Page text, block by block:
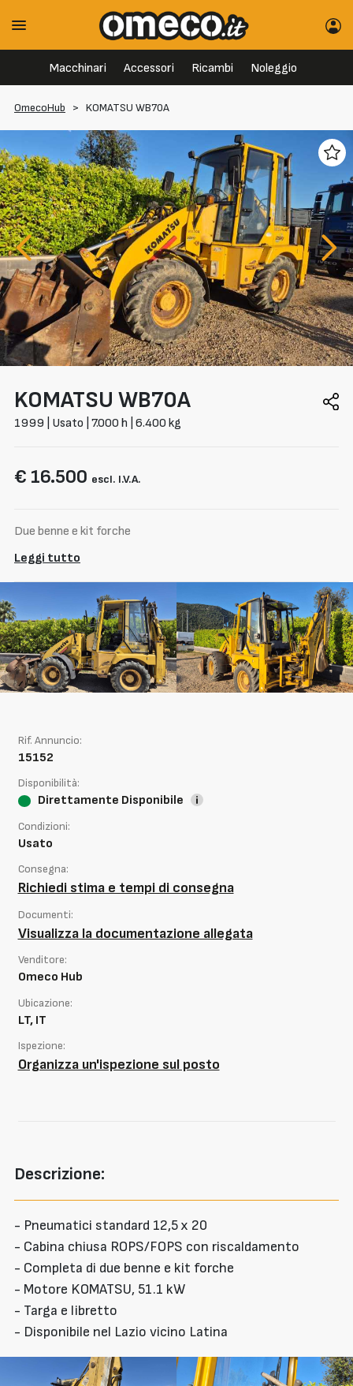
Macchinari Accessori Ricambi Noleggio
OmecoHub > KOMATSU WB70A
Descrizione:
- Pneumatici standard 12,5 x 20
- Cabina chiusa ROPS/FOPS con riscaldamento
- Completa di due benne e kit forche
- Motore KOMATSU, 51.1 kW
- Targa e libretto
- Disponibile nel Lazio vicino Latina
KOMATSU WB70A
1999 | Usato | 7.000 h | 6.400 kg
€ 16.500 escl. I.V.A.
Due benne e kit forche
Leggi tutto
Rif. Annuncio:
15152
Disponibilità:
Direttamente Disponibile
Condizioni:
Usato
Consegna:
Richiedi stima e tempi di consegna
Documenti:
Visualizza la documentazione allegata
Venditore:
Omeco Hub
Ubicazione:
LT, IT
Ispezione:
Organizza un'ispezione sul posto